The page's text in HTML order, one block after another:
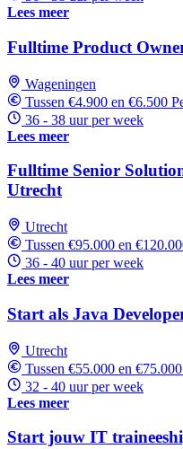
Lees meer
Fulltime Product
Wageningen
Tussen €4.900 en €6.500
36 - 38 uur per week
Lees meer
Fulltime Senior
Utrecht
Utrecht
Tussen €95.000 en
36 - 40 uur per week
Lees meer
Start als Java
Utrecht
Tussen €55.000 en
32 - 40 uur per week
Lees meer
Start jouw IT